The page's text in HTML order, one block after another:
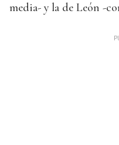
media- y la de León -